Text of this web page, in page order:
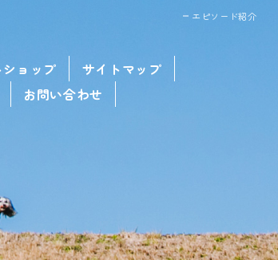
エピソード紹介
ョップ
サイトマップ
お問い合わせ